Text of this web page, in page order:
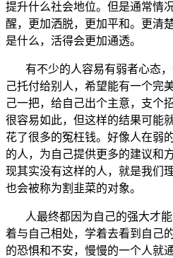
提升什么社会地位。但是通常情
醒，更加洒脱，更加平和。更清
是什么，活得会更加通透。
有不少的人容易有弱者心态，
己托付给别人，希望能有一个完
己一把，给自己出个主意，支个
很容易如此，但这样的结果可能
花了很多的冤枉钱。好像人在弱
的人，为自己提供更多的建议和
现其实没有这样的人，就是我们
也会被称为割韭菜的对象。
人最终都因为自己的强大才能
着与自己相处，学着去看到自己
的恐惧和不安，慢慢的一个人就